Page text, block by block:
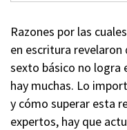
Razones por las
en escritura
sexto básico no logra
hay muchas. Lo
y cómo superar esta
expertos, hay que